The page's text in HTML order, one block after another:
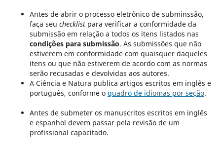
Antes de abrir o processo eletrônico de subminssão,
faça seu checklistpara verificar a conformidade da
submissão em relação a todos os itens listados nas
condições para submissão. As submissões que não
estiverem em conformidade com quaisquer daqueles
itens ou que não estiverem de acordo com as normas
serão recusadas e devolvidas aos autores.
A Ciência e Natura publica artigos escritos em inglês e
português, conforme o quadro de idiomas por seção.
Antes de submeter os manuscritos escritos em inglês
e espanhol devem passar pela revisão de um
profissional capacitado.